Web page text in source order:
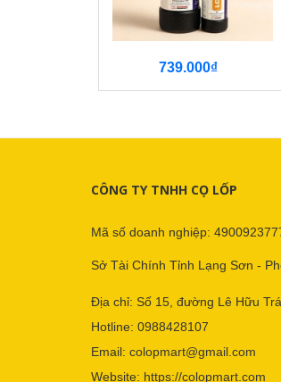
739.000₫
CÔNG TY TNHH CỌ LỐP
Mã số doanh nghiệp:
Sở Tài Chính Tỉnh Lạng Sơn -
Địa chỉ: Số 15, đường Lê Hữu
Hotline: 0988428107
Email: colopmart@gmail.com
Website: https://colopmart.com